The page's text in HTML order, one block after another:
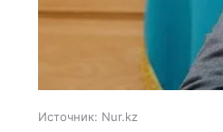
Источник: Nur.kz